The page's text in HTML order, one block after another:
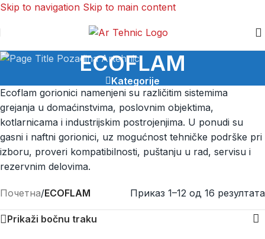
Skip to navigation Skip to main content
ECOFLAM
Kategorije
Ecoflam gorionici namenjeni su različitim sistemima
grejanja u domaćinstvima, poslovnim objektima,
kotlarnicama i industrijskim postrojenjima. U ponudi su
gasni i naftni gorionici, uz mogućnost tehničke podrške pri
izboru, proveri kompatibilnosti, puštanju u rad, servisu i
rezervnim delovima.
Почетна/ECOFLAM Приказ 1–12 од 16 резултата
Prikaži bočnu traku